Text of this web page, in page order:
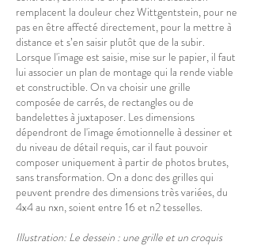
remplacent la douleur chez Wittgentstein, pour ne
pas en être affecté directement, pour la mettre à
distance et s’en saisir plutôt que de la subir.
Lorsque l'image est saisie, mise sur le papier, il faut
lui associer un plan de montage qui la rende viable
et constructible. On va choisir une grille
composée de carrés, de rectangles ou de
bandelettes à juxtaposer. Les dimensions
dépendront de l'image émotionnelle à dessiner et
du niveau de détail requis, car il faut pouvoir
composer uniquement à partir de photos brutes,
sans transformation. On a donc des grilles qui
peuvent prendre des dimensions très variées, du
4x4 au nxn, soient entre 16 et n2 tesselles.
Illustration: Le dessein : une grille et un croquis